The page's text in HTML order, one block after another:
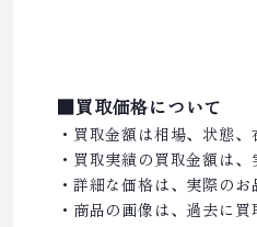
■買取価格について
・買取金額は相場、状態
・買取実績の買取金額は
・詳細な価格は、実際の
・商品の画像は、過去に